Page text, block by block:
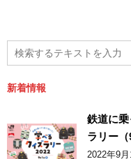
新着情報
鉄道に
ラリー（
2022年9